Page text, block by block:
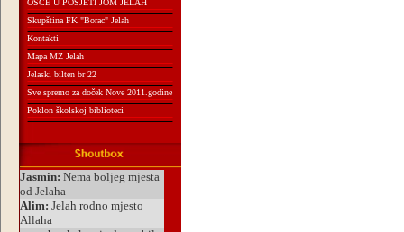
OSCE U POSJETI JOM JELAH
Skupština FK "Borac" Jelah
Kontakti
Mapa MZ Jelah
Jelaski bilten br 22
Sve spremo za doček Nove 2011.godine
Poklon školskoj biblioteci